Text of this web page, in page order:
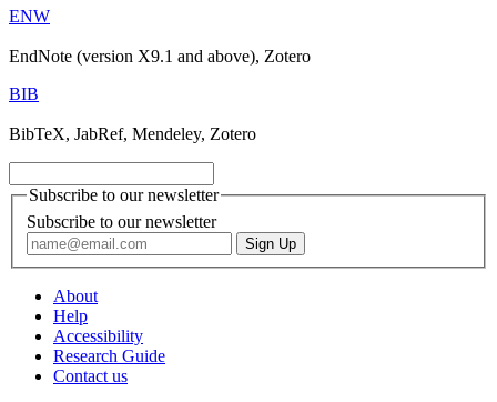
ENW
EndNote (version X9.1 and above), Zotero
BIB
BibTeX, JabRef, Mendeley, Zotero
Subscribe to our newsletter
Subscribe to our newsletter
About
Help
Accessibility
Research Guide
Contact us